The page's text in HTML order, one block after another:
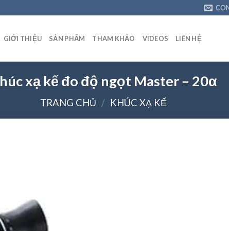
GIỚI THIỆU SẢN PHẨM THAM KHẢO VIDEOS LIÊN HỆ
xạ kế đo độ ngọt Master – 20α
TRANG CHỦ / KHÚC XẠ KẾ
wishlist